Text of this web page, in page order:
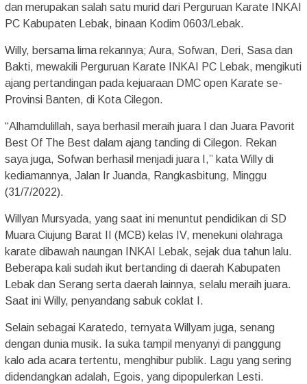
dan merupakan salah satu murid dari Perguruan Karate INKAI
PC Kabupaten Lebak, binaan Kodim 0603/Lebak.
Willy, bersama lima rekannya; Aura, Sofwan, Deri, Sasa dan
Bakti, mewakili Perguruan Karate INKAI PC Lebak, mengikuti
ajang pertandingan pada kejuaraan DMC open Karate se-
Provinsi Banten, di Kota Cilegon.
“Alhamdulillah, saya berhasil meraih juara I dan Juara Pavorit
Best Of The Best dalam ajang tanding di Cilegon. Rekan
saya juga, Sofwan berhasil menjadi juara I,” kata Willy di
kediamannya, Jalan Ir Juanda, Rangkasbitung, Minggu
(31/7/2022).
Willyan Mursyada, yang saat ini menuntut pendidikan di SD
Muara Ciujung Barat II (MCB) kelas IV, menekuni olahraga
karate dibawah naungan INKAI Lebak, sejak dua tahun lalu.
Beberapa kali sudah ikut bertanding di daerah Kabupaten
Lebak dan Serang serta daerah lainnya, selalu meraih juara.
Saat ini Willy, penyandang sabuk coklat I.
Selain sebagai Karatedo, ternyata Willyam juga, senang
dengan dunia musik. Ia suka tampil menyanyi di panggung
kalo ada acara tertentu, menghibur publik. Lagu yang sering
didendangkan adalah, Egois, yang dipopulerkan Lesti.